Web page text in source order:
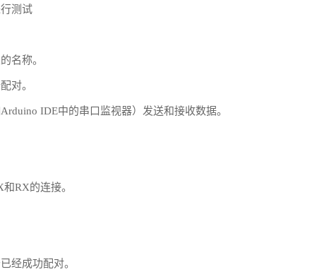
测试
名称。
对。
IDE中的串口监视器）发送和接收数据。
RX的连接。
经成功配对。